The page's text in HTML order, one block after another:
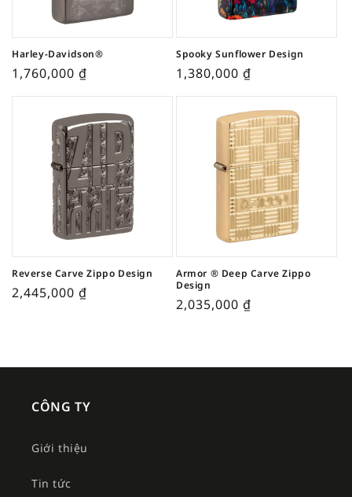
Harley-Davidson®
1,760,000 ₫
Spooky Sunflower Design
1,380,000 ₫
Reverse Carve Zippo Design
2,445,000 ₫
Armor ® Deep Carve Zippo
Design
2,035,000 ₫
CÔNG TY
Giới thiệu
Tin tức